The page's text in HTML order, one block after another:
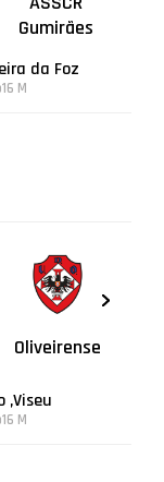
Gumirães
da Foz
M
Oliveirense
,Viseu
M